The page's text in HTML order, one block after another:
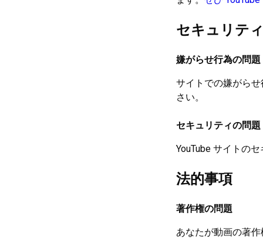
セキュリテ
嫌がらせ行為の問題
サイトでの嫌がら
さい。
セキュリティの問題
YouTube サイトの
法的事項
著作権の問題
あなたが動画の著